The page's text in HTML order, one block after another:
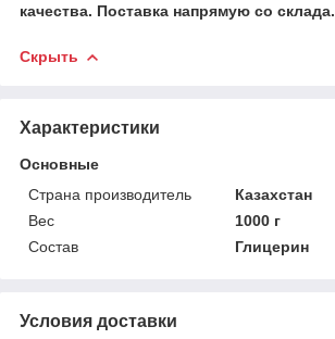
качества. Поставка напрямую со склада.
Скрыть
Характеристики
Основные
Страна производитель
Казахстан
Вес
1000 г
Состав
Глицерин
Условия доставки